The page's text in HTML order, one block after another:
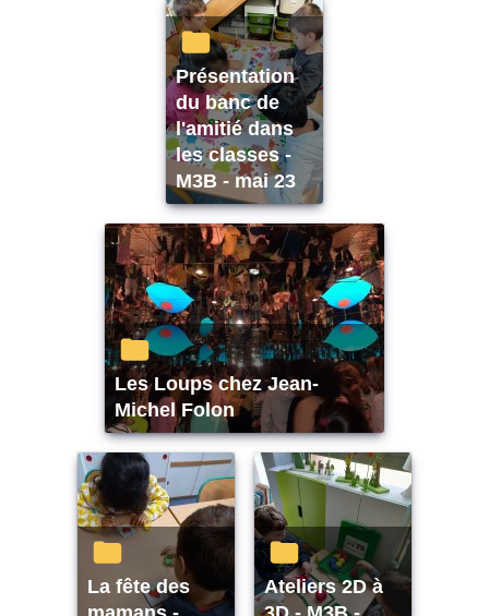
Présentation
du banc de
l'amitié dans
les classes -
M3B - mai 23
Les Loups chez Jean-
Michel Folon
La fête des
Ateliers 2D à